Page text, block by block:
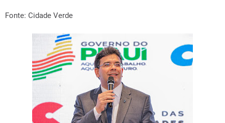
Fonte: Cidade Verde